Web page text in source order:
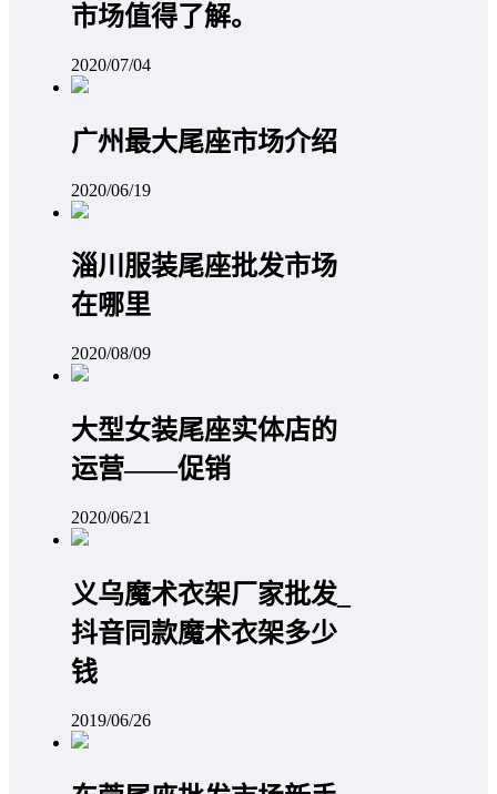
市场值得了解。
2020/07/04
广州最大尾座市场介绍
2020/06/19
淄川服装尾座批发市场
在哪里
2020/08/09
大型女装尾座实体店的
运营——促销
2020/06/21
义乌魔术衣架厂家批发_
抖音同款魔术衣架多少
钱
2019/06/26